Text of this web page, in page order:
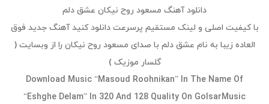
دانلود آهنگ مسعود روح نیکان عشق دلم
با کیفیت اصلی و لینک مستقیم پرسرعت دانلود کنید آهنگ جدید فوق
العاده زیبا به نام عشق دلم با صدای مسعود روح نیکان را از وبسایت (
گلسار موزیک )
Download Music “Masoud Roohnikan” In The Name Of
“Eshghe Delam” In 320 And 128 Quality On GolsarMusic